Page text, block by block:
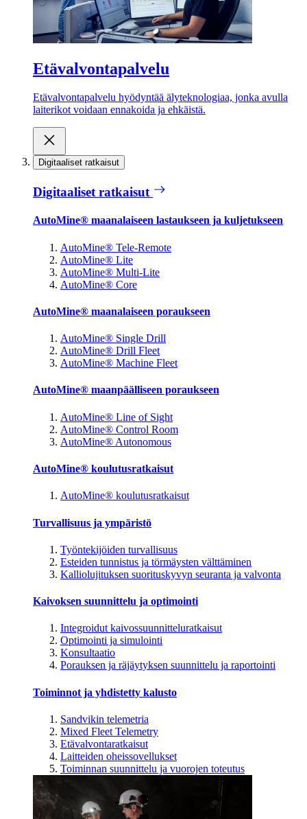
Etävalvontapalvelu
Etävalvontapalvelu hyödyntää älyteknologiaa, jonka avulla
laiterikot voidaan ennakoida ja ehkäistä.
Digitaaliset ratkaisut
Digitaaliset ratkaisut
AutoMine® maanalaiseen lastaukseen ja kuljetukseen
AutoMine® Tele-Remote
AutoMine® Lite
AutoMine® Multi-Lite
AutoMine® Core
AutoMine® maanalaiseen poraukseen
AutoMine® Single Drill
AutoMine® Drill Fleet
AutoMine® Machine Fleet
AutoMine® maanpäälliseen poraukseen
AutoMine® Line of Sight
AutoMine® Control Room
AutoMine® Autonomous
AutoMine® koulutusratkaisut
AutoMine® koulutusratkaisut
Turvallisuus ja ympäristö
Työntekijöiden turvallisuus
Esteiden tunnistus ja törmäysten välttäminen
Kalliolujituksen suorituskyvyn seuranta ja valvonta
Kaivoksen suunnittelu ja optimointi
Integroidut kaivossuunnitteluratkaisut
Optimointi ja simulointi
Konsultaatio
Porauksen ja räjäytyksen suunnittelu ja raportointi
Toiminnot ja yhdistetty kalusto
Sandvikin telemetria
Mixed Fleet Telemetry
Etävalvontaratkaisut
Laitteiden oheissovellukset
Toiminnan suunnittelu ja vuorojen toteutus